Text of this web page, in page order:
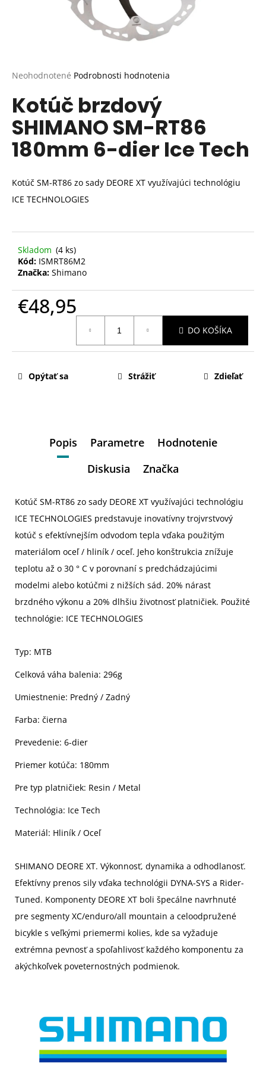
Priemerné
produktu
je
0,0
z
5
hviezdičiek.
Neohodnotené Podrobnosti hodnotenia
Kotúč brzdový
SHIMANO SM-RT86
180mm 6-dier Ice Tech
Kotúč SM-RT86 zo sady DEORE XT využívajúci technológiu
ICE TECHNOLOGIES
Skladom (4 ks)
Kód: ISMRT86M2
Značka: Shimano
€48,95
DO KOŠÍKA
Opýtať sa Strážiť Zdieľať
Popis Parametre
Hodnotenie
Diskusia
Značka
Kotúč SM-RT86 zo sady DEORE XT využívajúci technológiu
ICE TECHNOLOGIES predstavuje inovatívny trojvrstvový
kotúč s efektívnejším odvodom tepla vďaka použitým
materiálom oceľ / hliník / oceľ. Jeho konštrukcia znížuje
teplotu až o 30 ° C v porovnaní s predchádzajúcimi
modelmi alebo kotúčmi z nižších sád. 20% nárast
brzdného výkonu a 20% dlhšiu životnosť platničiek. Použité
technológie: ICE TECHNOLOGIES
Typ: MTB
Celková váha balenia: 296g
Umiestnenie: Predný / Zadný
Farba: čierna
Prevedenie: 6-dier
Priemer kotúča: 180mm
Pre typ platničiek: Resin / Metal
Technológia: Ice Tech
Materiál: Hliník / Oceľ
SHIMANO DEORE XT. Výkonnosť, dynamika a odhodlanosť.
Efektívny prenos sily vďaka technológii DYNA-SYS a Rider-
Tuned. Komponenty DEORE XT boli špecálne navrhnuté
pre segmenty XC/enduro/all mountain a celoodpružené
bicykle s veľkými priemermi kolies, kde sa vyžaduje
extrémna pevnosť a spoľahlivosť každého komponentu za
akýchkoľvek poveternostných podmienok.